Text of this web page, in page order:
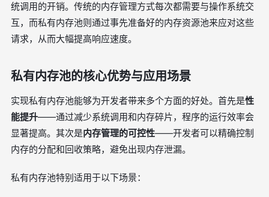
统调用的开销。传统的内存管理方式每次都需要与操作系统交
互，而私有内存池则通过事先准备好的内存资源池来应对这些
请求，从而大幅提高响应速度。
私有内存池的核心优势与应用场景
实现私有内存池能够为开发者带来多个方面的好处。首先是性
能提升——通过减少系统调用和内存碎片，程序的运行效率会
显著提高。其次是内存管理的可控性——开发者可以精确控制
内存的分配和回收策略，避免出现内存泄漏。
私有内存池特别适用于以下场景：